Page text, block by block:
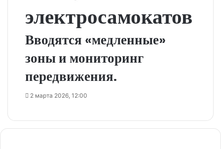
электросамокатов
Вводятся «медленные»
зоны и мониторинг
передвижения.
2 марта 2026, 12:00